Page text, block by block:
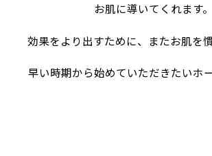
お肌に導いてくれます。
効果をより出すために、またお肌を
早い時期から始めていただきたいホ